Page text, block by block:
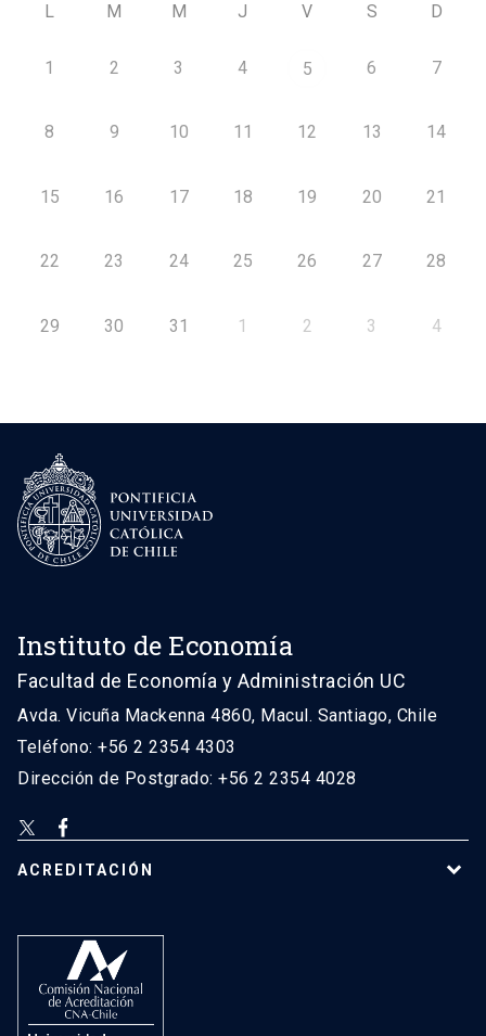
L M M J V S D
1 2 3 4 5 6 7
8 9 10 11 12 13 14
15 16 17 18 19 20 21
22 23 24 25 26 27 28
29 30 31 1 2 3 4
Instituto de Economía
Facultad de Economía y Administración UC
Avda. Vicuña Mackenna 4860, Macul. Santiago, Chile
Teléfono: +56 2 2354 4303
Dirección de Postgrado: +56 2 2354 4028
ACREDITACIÓN